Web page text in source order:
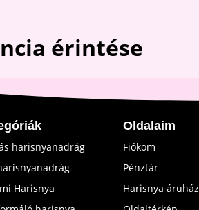
érintése
harisnyanadrág
Harisnya
Oldalaim
Fiókom
Pénztár
Harisnya áruház